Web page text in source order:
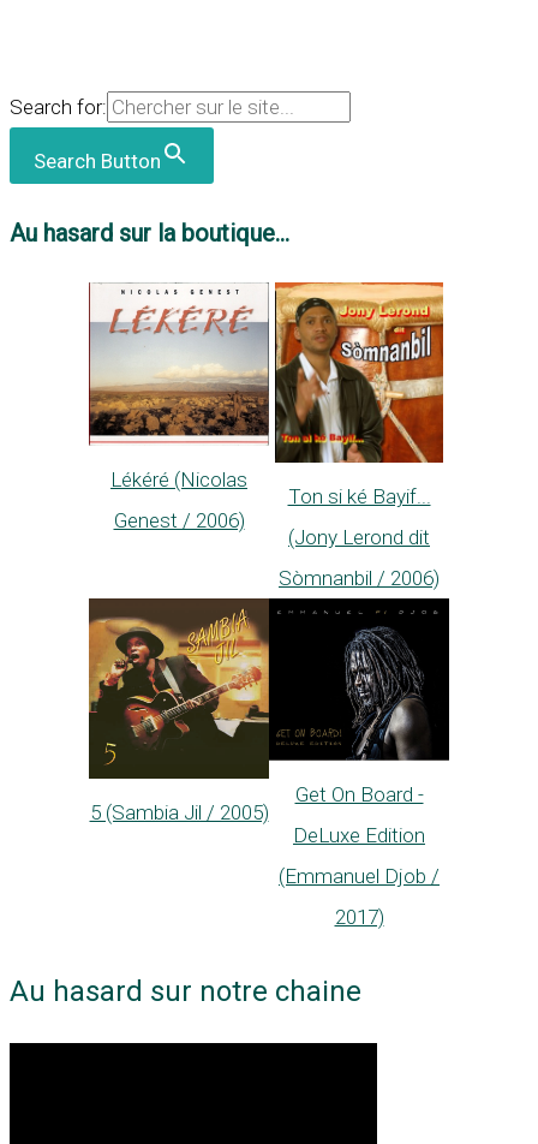
Search for:
Search Button
Au hasard sur la boutique...
Lékéré (Nicolas
Genest / 2006)
Ton si ké Bayif...
(Jony Lerond dit
Sòmnanbil / 2006)
5 (Sambia Jil / 2005)
Get On Board -
DeLuxe Edition
(Emmanuel Djob /
2017)
Au hasard sur notre chaine